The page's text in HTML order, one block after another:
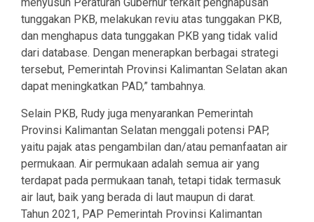
tunggakan PKB, melakukan reviu atas tunggakan PKB,
dan menghapus data tunggakan PKB yang tidak valid
dari database. Dengan menerapkan berbagai strategi
tersebut, Pemerintah Provinsi Kalimantan Selatan akan
dapat meningkatkan PAD,” tambahnya.
Selain PKB, Rudy juga menyarankan Pemerintah
Provinsi Kalimantan Selatan menggali potensi PAP,
yaitu pajak atas pengambilan dan/atau pemanfaatan air
permukaan. Air permukaan adalah semua air yang
terdapat pada permukaan tanah, tetapi tidak termasuk
air laut, baik yang berada di laut maupun di darat.
Tahun 2021, PAP Pemerintah Provinsi Kalimantan